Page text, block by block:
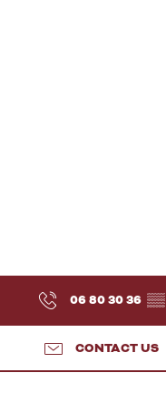
06 80 30 36 ▒▒
CONTACT US